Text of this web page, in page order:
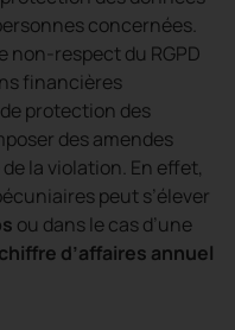
concernées.
non-respect du RGPD
financières
protection des
des amendes
la violation. En effet,
peut s’élever
ou dans le cas d’une
d’affaires annuel